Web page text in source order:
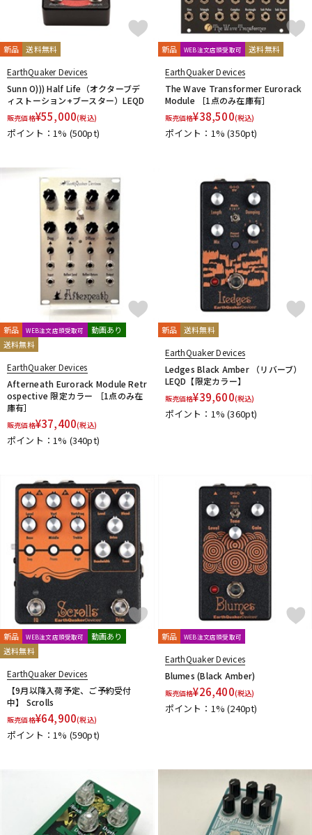
中古 ヴィンテージ
新品 送料無料
EarthQuaker Devices
Sunn O))) Half Life（オクターブデ
ィストーション+ブースター）LEQD
販売価格¥55,000(税込)
ポイント：1% (500pt)
新品 WEB注文店頭受取可 送料無料
EarthQuaker Devices
The Wave Transformer Eurorack
Module ［1点のみ在庫有］
販売価格¥38,500(税込)
ポイント：1%(350pt)
新品 WEB注文店頭受取可
動画あり
送料無料
EarthQuaker Devices
Afterneath Eurorack Module Retr
ospective 限定カラー ［1点のみ在
庫有］
販売価格¥37,400(税込)
ポイント：1% (340pt)
新品 送料無料
EarthQuaker Devices
Ledges Black Amber （リバーブ）
LEQD【限定カラー】
販売価格¥39,600(税込)
ポイント：1%(360pt)
新品 WEB注文店頭受取可
動画あり
送料無料
EarthQuaker Devices
【9月以降入荷予定、ご予約受付
中】 Scrolls
販売価格¥64,900(税込)
ポイント：1% (590pt)
新品 WEB注文店頭受取可
EarthQuaker Devices
Blumes (Black Amber)
販売価格¥26,400(税込)
ポイント：1%(240pt)